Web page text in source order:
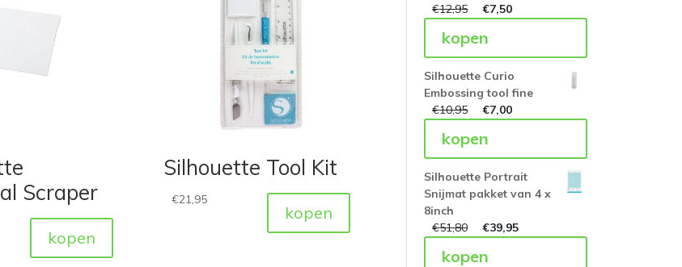
Scraper
kopen
Silhouette Tool Kit
€21,95
kopen
€12,95 €7,50
kopen
Silhouette Curio
Embossing tool fine
€10,95 €7,00
kopen
Silhouette Portrait
Snijmat pakket van 4 x
8inch
€51,80 €39,95
kopen